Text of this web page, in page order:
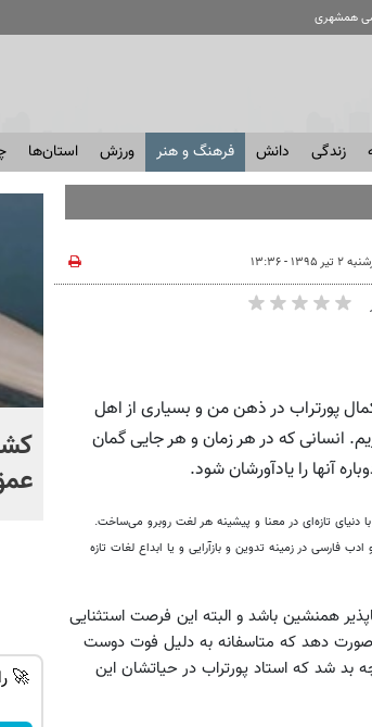
همشهری
زندگی دانش فرهنگ و هنر ورزش استان‌ها
۱۳۹۵ - ۱۳:۳۶
پورتراب در ذهن من و بسیاری از اهل
که در هر زمان و هر جایی گمان
آنها را یادآورشان شود.
تازه‌ای در معنا و پیشینه هر لغت روبرو می‌ساخت.
فارسی در زمینه تدوین و بازآرایی و یا ابداع لغات تازه
همنشین باشد و البته این فرصت استثنایی
صورت دهد که متاسفانه به دلیل فوت دوست
بد شد که استاد پورتراب در حیاتشان این
کنترل اوضاع از دست ترامپ
خارج شد...
روز
جک s5 داری برای فروش؟ با کارنامه به
🚀